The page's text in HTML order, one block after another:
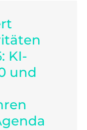
KI-
und